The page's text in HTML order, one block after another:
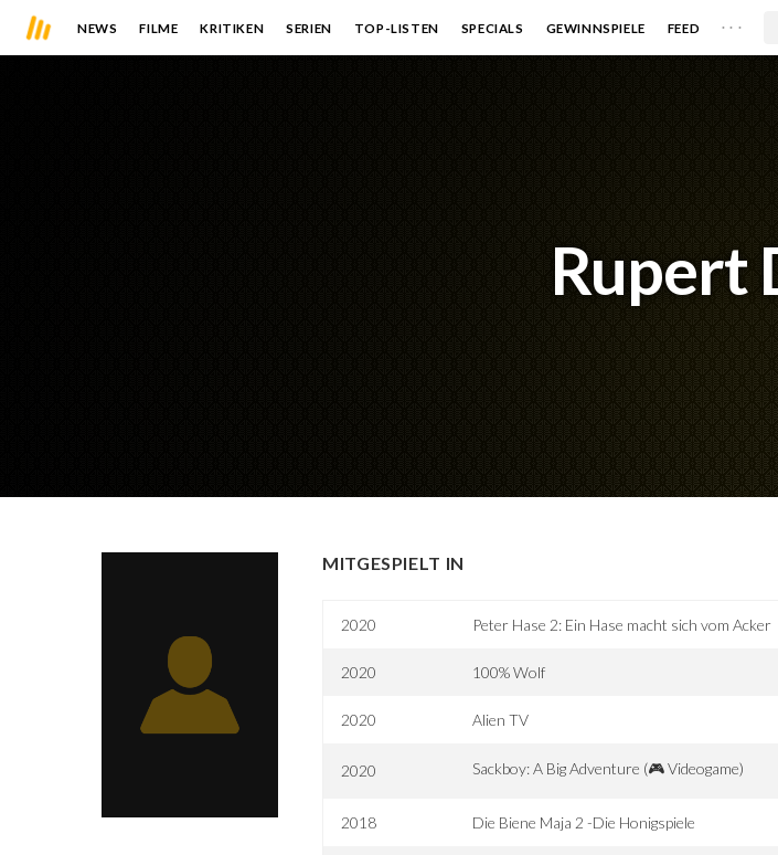
NEWS FILME KRITIKEN SERIEN TOP-LISTEN SPECIALS GEWINNSPIELE FEED . . .
Rupert
MITGESPIELT IN
2020 Peter Hase 2: Ein Hase macht sich vom Acker
2020 100% Wolf
2020 Alien TV
2020 Sackboy: A Big Adventure (🎮 Videogame)
2018 Die Biene Maja 2 -Die Honigspiele